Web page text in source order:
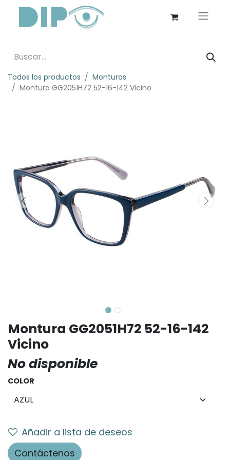
Todos los productos
Monturas
Montura GG2051H72 52-16-142 Vicino
Montura GG2051H72 52-16-142
Vicino
No disponible
COLOR
Añadir a lista de deseos
Contáctenos